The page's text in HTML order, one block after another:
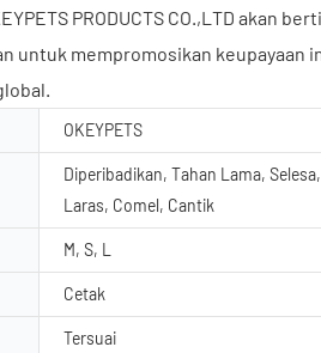
PRODUCTS CO.,LTD akan
untuk mempromosikan keupayaan
OKEYPETS
Diperibadikan, Tahan Lama,
Laras, Comel, Cantik
M, S, L
Cetak
Tersuai